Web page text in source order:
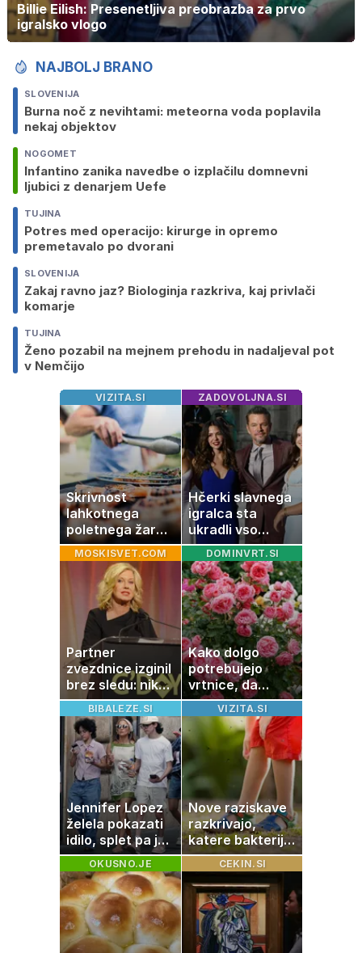
Billie Eilish: Presenetljiva preobrazba za prvo
igralsko vlogo
NAJBOLJ BRANO
SLOVENIJA
Burna noč z nevihtami: meteorna voda poplavila
nekaj objektov
NOGOMET
Infantino zanika navedbe o izplačilu domnevni
ljubici z denarjem Uefe
TUJINA
Potres med operacijo: kirurge in opremo
premetavalo po dvorani
SLOVENIJA
Zakaj ravno jaz? Biologinja razkriva, kaj privlači
komarje
TUJINA
Ženo pozabil na mejnem prehodu in nadaljeval pot
v Nemčijo
VIZITA.SI
Skrivnost
lahkotnega
poletnega žara,
po katerem ne
boste
potrebovali
popoldanskega
spanca
ZADOVOLJNA.SI
Hčerki slavnega
igralca sta
ukradli vso
pozornost
MOSKISVET.COM
Partner
zvezdnice izginil
brez sledu: nikoli
ga niso našli,
nato je prišla še
ena tragedija
DOMINVRT.SI
Kako dolgo
potrebujejo
vrtnice, da
zrastejo? Vse o
rasti, cvetenju in
negi vrtnic
BIBALEZE.SI
Jennifer Lopez
želela pokazati
idilo, splet pa je
razburila ena
stvar
VIZITA.SI
Nove raziskave
razkrivajo,
katere bakterije
na koži privlačijo
komarje
OKUSNO.JE CEKIN.SI